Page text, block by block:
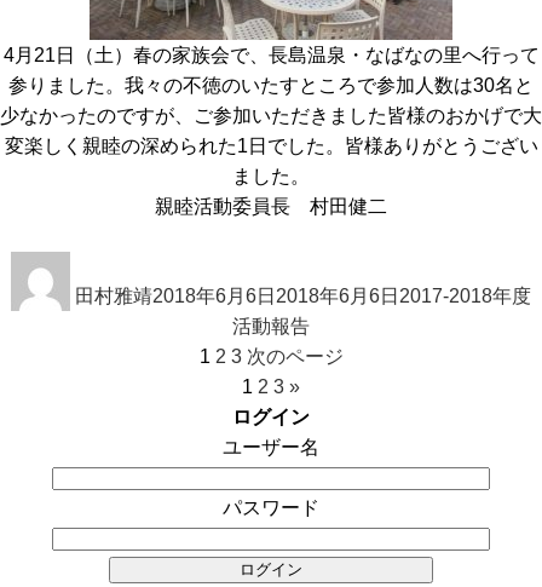
4月21日（土）春の家族会で、長島温泉・なばなの里へ行って
参りました。我々の不徳のいたすところで参加人数は30名と
少なかったのですが、ご参加いただきました皆様のおかげで大
変楽しく親睦の深められた1日でした。皆様ありがとうござい
ました。
親睦活動委員長 村田健二
稿
田村雅靖稿
2018年6月6日 2018年6月6日 テ
2017-2018年度
活動報告
固
1 固
ー
2 固
定
ペ
ー
3 次のページ
1 2 3 »
ログイン
ユーザー名
パスワード